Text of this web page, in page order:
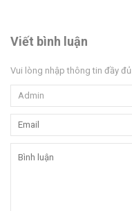
Viết bình luận
Vui lòng nhập thông tin đầy đủ